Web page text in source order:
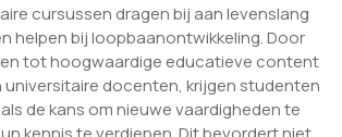
cursussen dragen bij aan levenslang
helpen bij loopbaanontwikkeling. Door
tot hoogwaardige educatieve content
universitaire docenten, krijgen studenten
de kans om nieuwe vaardigheden te